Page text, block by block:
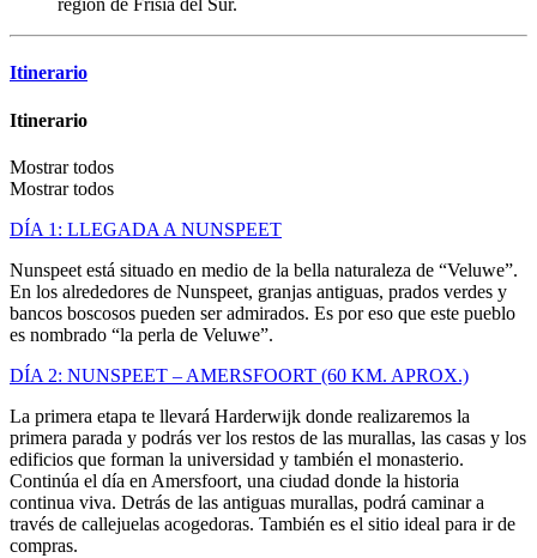
región de Frisia del Sur.
Itinerario
Itinerario
Mostrar todos
Mostrar todos
DÍA 1: LLEGADA A NUNSPEET
Nunspeet está situado en medio de la bella naturaleza de “Veluwe”.
En los alrededores de Nunspeet, granjas antiguas, prados verdes y
bancos boscosos pueden ser admirados. Es por eso que este pueblo
es nombrado “la perla de Veluwe”.
DÍA 2: NUNSPEET – AMERSFOORT (60 KM. APROX.)
La primera etapa te llevará Harderwijk donde realizaremos la
primera parada y podrás ver los restos de las murallas, las casas y los
edificios que forman la universidad y también el monasterio.
Continúa el día en Amersfoort, una ciudad donde la historia
continua viva. Detrás de las antiguas murallas, podrá caminar a
través de callejuelas acogedoras. También es el sitio ideal para ir de
compras.